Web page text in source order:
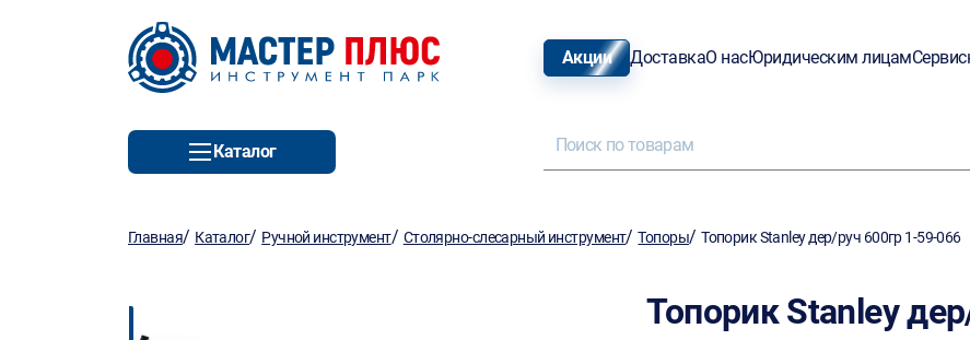
Акции ДоставкаО насЮридическим лицам
Каталог
Главная/ Каталог/ Ручной инструмент/ Столярно-слесарный инструмент/Топоры/Топорик Stanley дер/руч 600гр 1-59-066
Топорик Stanley